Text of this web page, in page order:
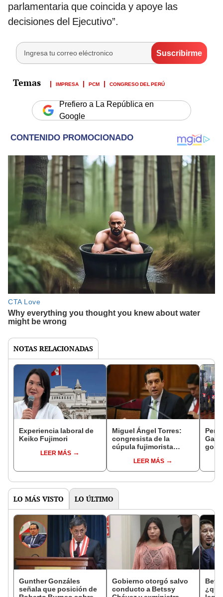
parlamentaria que coincida y apoye las
decisiones del Ejecutivo”.
IMPRESA PCM CONGRESO DEL PERÚ
Prefiero a La República en
Google
NOTAS RELACIONADAS
Experiencia laboral de
Keiko Fujimori
LEER MÁS
Miguel Ángel Torres:
congresista de la
cúpula fujimorista
del SenadoLEER MÁS
LO MÁS VISTO LO ÚLTIMO
Gunther Gonzáles
señala que posición de
Gobierno otorgó salvo
conducto a Betssy